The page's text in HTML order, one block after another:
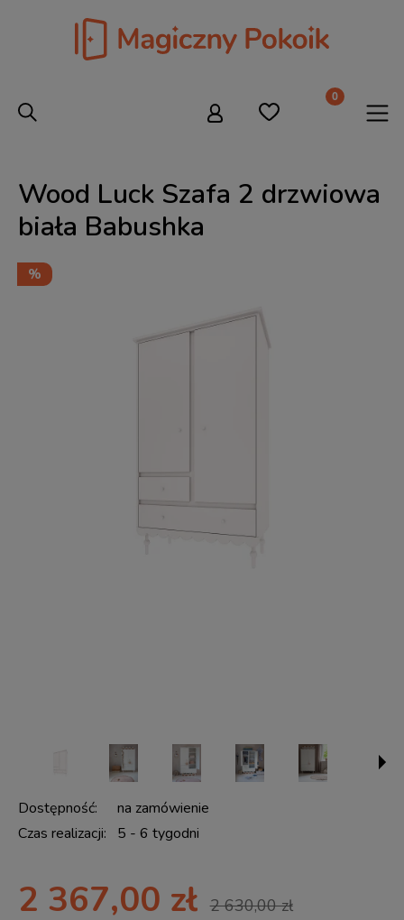
Wood Luck Szafa 2 drzwiowa
biała Babushka
Dostępność:
na zamówienie
Czas realizacji:
5 - 6 tygodni
2 367,00 zł 2 630,00 zł